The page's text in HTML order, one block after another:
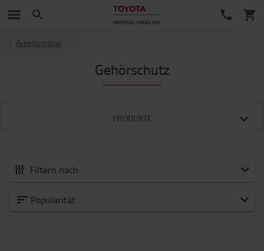
Arbeitsmittel
Gehörschutz
PRODUKTE
Filtern nach:
Zubehör
Popularität